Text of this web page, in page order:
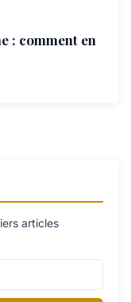
: comment en
articles